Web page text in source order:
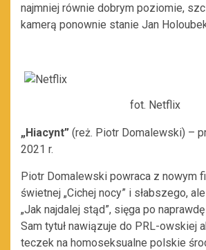
najmniej równie dobrym poziomie,
kamerą ponownie stanie Jan
fot. Netflix
„Hiacynt” (reż. Piotr Domalewski) –
2021 r.
Piotr Domalewski powraca z nowym
świetnej „Cichej nocy” i słabszego,
„Jak najdalej stąd”, sięga po
Sam tytuł nawiązuje do PRL-owskiej
teczek na homoseksualne polskie